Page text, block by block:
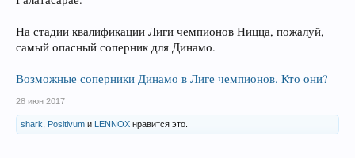
На стадии квалификации Лиги чемпионов Ницца, пожалуй,
самый опасный соперник для Динамо.
Возможные соперники Динамо в Лиге чемпионов. Кто они?
28 июн 2017
shark Positivum и LENNOX нравится это.